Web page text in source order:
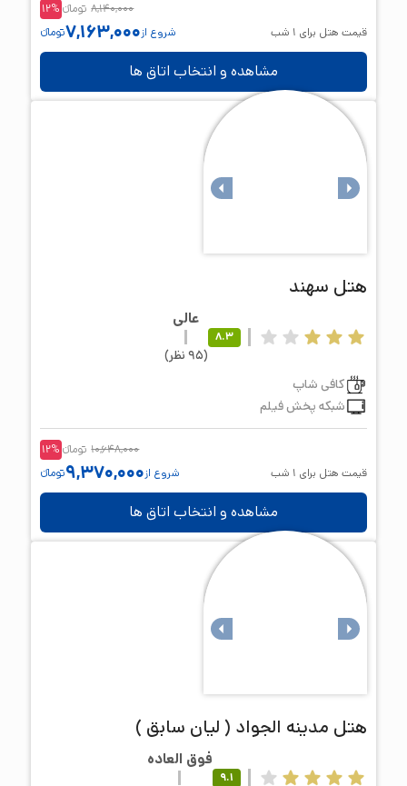
8,140,000 تومانء 12%
قیمت هتل برای 1 شب شروع از7,163,000تومانء
مشاهده و انتخاب اتاق ها
هتل سهند
8.3
عالی
(
95 نظر)
کافی شاپ
شبکه پخش فیلم
10,648,000 تومانء 12%
قیمت هتل برای 1 شب شروع از9,370,000تومانء
مشاهده و انتخاب اتاق ها
هتل مدینه الجواد ( لیان سابق )
9.1
فوق العاده